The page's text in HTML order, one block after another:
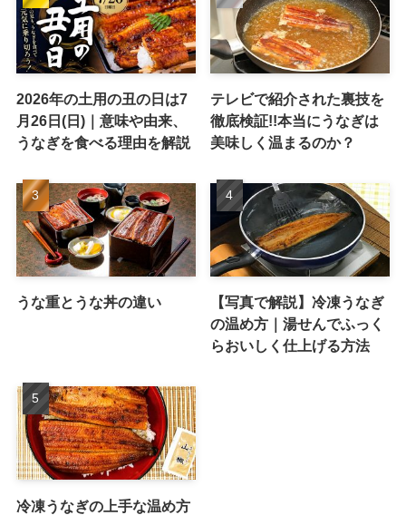
2026年の土用の丑の日は7
月26日(日)｜意味や由来、
うなぎを食べる理由を解説
テレビで紹介された裏技を
徹底検証!!本当にうなぎは
美味しく温まるのか？
うな重とうな丼の違い
【写真で解説】冷凍うなぎ
の温め方｜湯せんでふっく
らおいしく仕上げる方法
冷凍うなぎの上手な温め方